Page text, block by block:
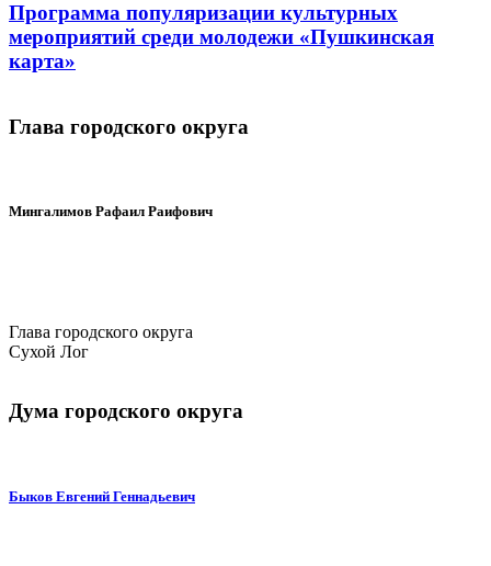
Программа популяризации культурных
мероприятий среди молодежи «Пушкинская
карта»
Глава городского округа
Мингалимов Рафаил Раифович
Глава городского округа
Сухой Лог
Дума городского округа
Быков Евгений Геннадьевич